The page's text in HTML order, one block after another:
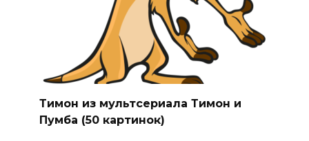
Тимон из мультсериала Тимон и
Пумба (50 картинок)